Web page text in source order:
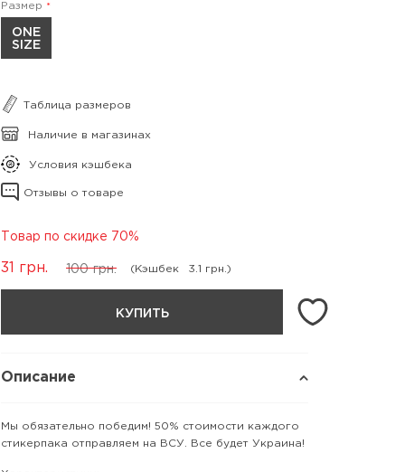
Размер
ONE
SIZE
Таблица размеров
Наличие в магазинах
Условия кэшбека
Отзывы о товаре
Товар по скидке 70%
100 грн.
31 грн. (Кэшбек 3.1 грн.)
КУПИТЬ
Описание
Мы обязательно победим! 50% стоимости каждого
стикерпака отправляем на ВСУ. Все будет Украина!